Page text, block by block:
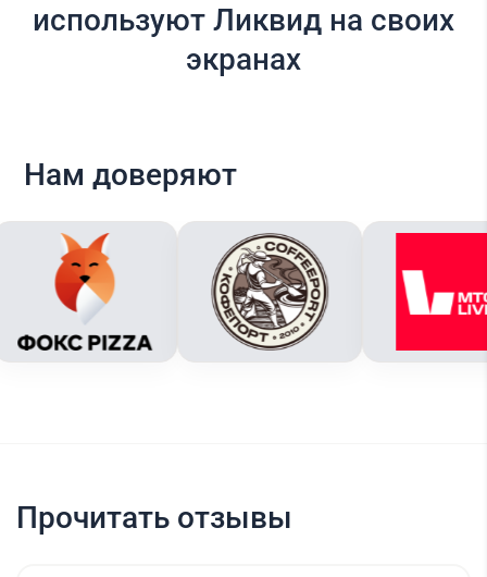
используют Ликвид на своих
экранах
Нам доверяют
Прочитать отзывы